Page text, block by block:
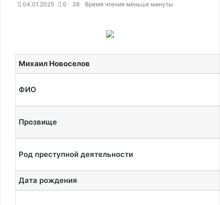
04.01.2025 0 36 Время чтения меньше минуты
Михаил Новоселов
ФИО
Прозвище
Род преступной деятельности
Дата рождения